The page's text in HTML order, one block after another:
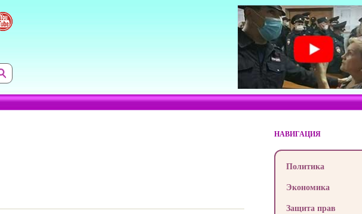
НАВИГАЦИЯ
Политика
Экономика
Защита прав